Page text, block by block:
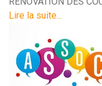
Lire la suite...